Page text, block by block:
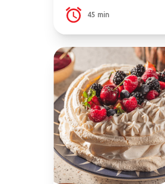
45 min